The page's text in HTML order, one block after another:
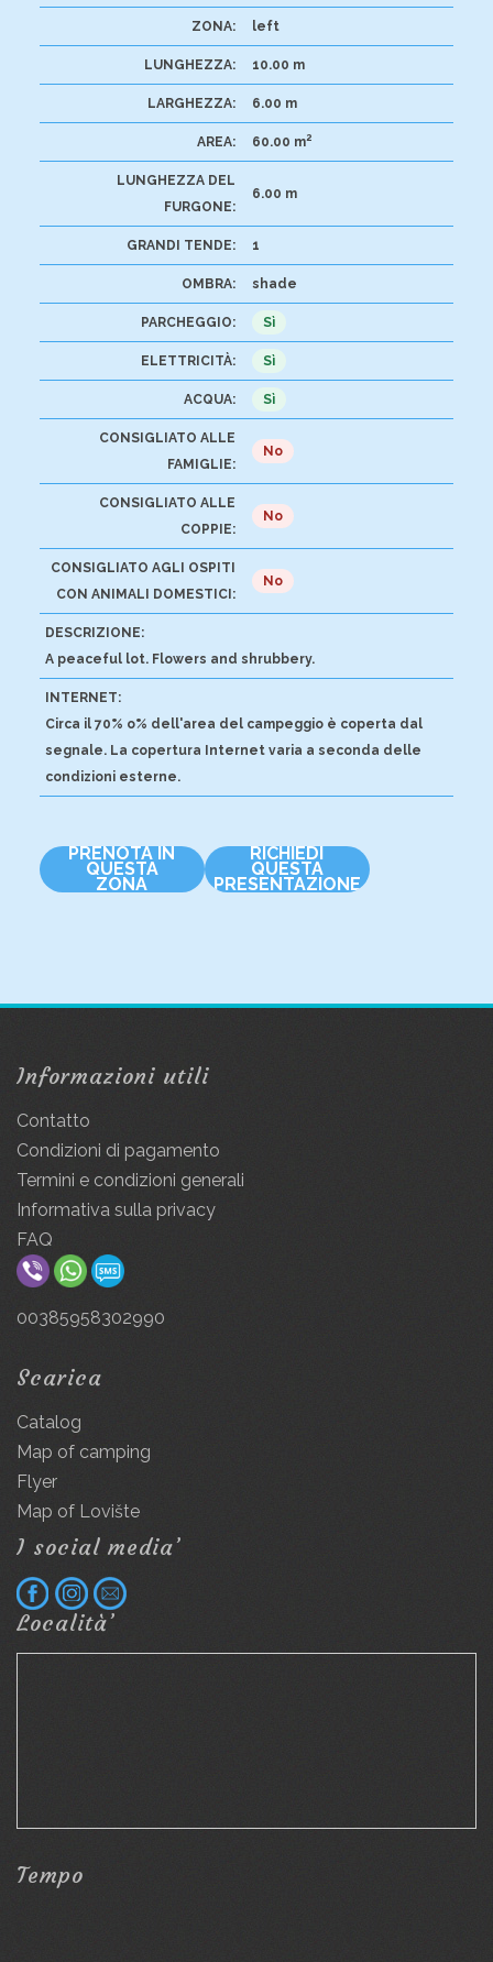
ZONA: left
LUNGHEZZA: 10.00 m
LARGHEZZA: 6.00 m
AREA: 60.00 m2
LUNGHEZZA DEL
FURGONE:
6.00 m
GRANDI TENDE: 1
OMBRA: shade
PARCHEGGIO: Sì
ELETTRICITÀ: Sì
ACQUA: Sì
CONSIGLIATO ALLE
FAMIGLIE:
No
CONSIGLIATO ALLE
COPPIE:
No
CONSIGLIATO AGLI OSPITI
CON ANIMALI DOMESTICI:
No
DESCRIZIONE:
A peaceful lot. Flowers and shrubbery.
INTERNET:
Circa il 70% o% dell'area del campeggio è coperta dal
segnale. La copertura Internet varia a seconda delle
condizioni esterne.
PRENOTA IN
QUESTA
ZONA
RICHIEDI
QUESTA
PRESENTAZIONE
Informazioni utili
Contatto
Condizioni di pagamento
Termini e condizioni generali
Informativa sulla privacy
FAQ
00385958302990
Scarica
Catalog
Map of camping
Flyer
Map of Lovište
I social media’
Località’
Tempo